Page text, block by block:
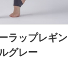
ラップレギン
グレー